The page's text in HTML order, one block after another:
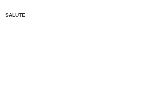
SALUTE